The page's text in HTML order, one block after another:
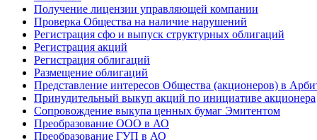
Получение лицензии управляющей компании
Проверка Общества на наличие нарушений
Регистрация сфо и выпуск структурных облигаций
Регистрация акций
Регистрация облигаций
Размещение облигаций
Представление интересов Общества (акционеров) в
Принудительный выкуп акций по инициативе акционера
Сопровождение выкупа ценных бумаг Эмитентом
Преобразование ООО в АО
Преобразование ГУП в АО